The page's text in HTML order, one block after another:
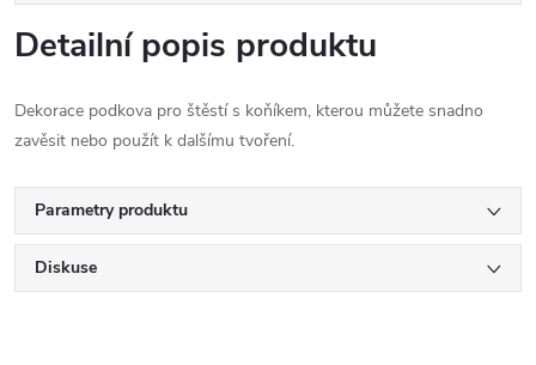
Detailní popis produktu
Dekorace podkova pro štěstí s koňíkem, kterou můžete snadno
zavěsit nebo použít k dalšímu tvoření.
Parametry produktu
Diskuse